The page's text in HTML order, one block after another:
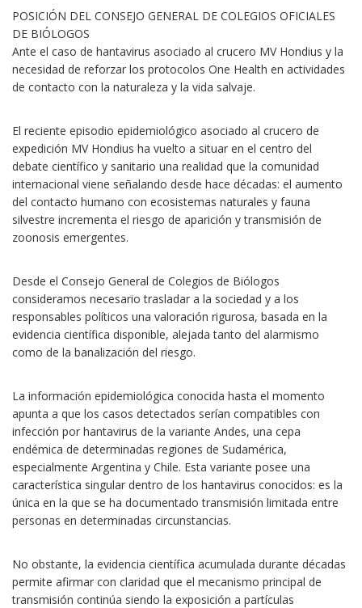
de
POSICIÓN DEL CONSEJO GENERAL DE COLEGIOS OFICIALES
DE BIÓLOGOS
Ante el caso de hantavirus asociado al crucero MV Hondius y la
necesidad de reforzar los protocolos One Health en actividades
de contacto con la naturaleza y la vida salvaje.
El reciente episodio epidemiológico asociado al crucero de
expedición MV Hondius ha vuelto a situar en el centro del
debate científico y sanitario una realidad que la comunidad
internacional viene señalando desde hace décadas: el aumento
del contacto humano con ecosistemas naturales y fauna
silvestre incrementa el riesgo de aparición y transmisión de
zoonosis emergentes.
Desde el Consejo General de Colegios de Biólogos
consideramos necesario trasladar a la sociedad y a los
responsables políticos una valoración rigurosa, basada en la
evidencia científica disponible, alejada tanto del alarmismo
como de la banalización del riesgo.
La información epidemiológica conocida hasta el momento
apunta a que los casos detectados serían compatibles con
infección por hantavirus de la variante Andes, una cepa
endémica de determinadas regiones de Sudamérica,
especialmente Argentina y Chile. Esta variante posee una
característica singular dentro de los hantavirus conocidos: es la
única en la que se ha documentado transmisión limitada entre
personas en determinadas circunstancias.
No obstante, la evidencia científica acumulada durante décadas
permite afirmar con claridad que el mecanismo principal de
transmisión continúa siendo la exposición a partículas